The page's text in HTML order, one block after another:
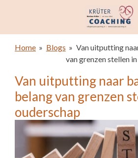
naar
Home » Blogs » Van uitputting
van grenzen stellen
Van uitputting naar
belang van grenzen
ouderschap